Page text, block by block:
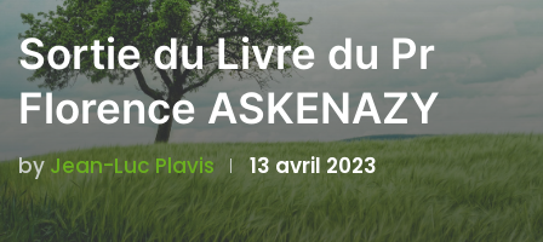
Sortie du Livre du Pr
Florence ASKENAZY
by Jean-Luc Plavis 13 avril 2023